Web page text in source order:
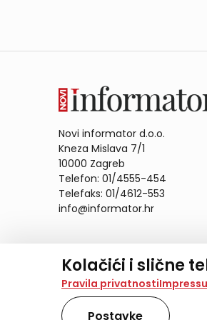
Kolačići i slične
Na našoj web stranici
analiziramo promet na
također koriste ove
Pravila privatnosti
Postavke
Novi informator d.o.o.
Kneza Mislava 7/1
10000 Zagreb
Telefon: 01/4555-454
Telefaks: 01/4612-553
info@informator.hr